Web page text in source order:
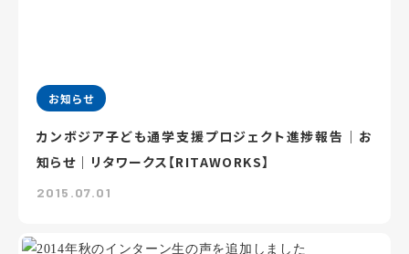
お知らせ
カンボジア子ども通学支援プロジェクト進捗報告｜お
知らせ｜リタワークス【RITAWORKS】
2015.07.01